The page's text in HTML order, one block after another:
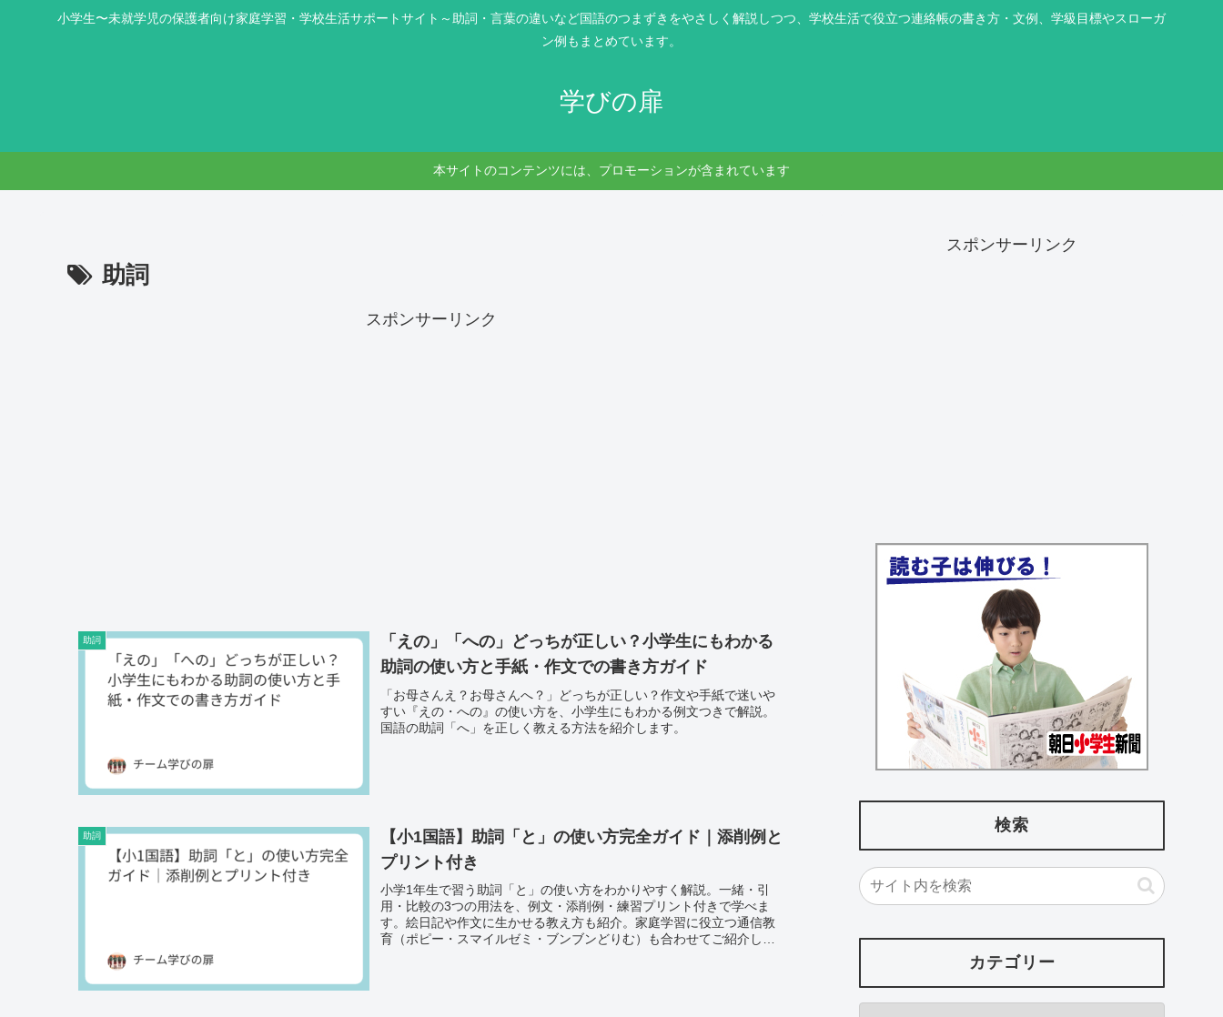
小学生〜未就学児の保護者向け家庭学習・学校生活サポートサイト～助詞・言葉の違いなど国語のつまずきをやさしく解説しつつ、学校生活で役立つ連絡帳の書き方・文例、学級目標やスローガ
ン例もまとめています。
学びの扉
本サイトのコンテンツには、プロモーションが含まれています
助詞
スポンサーリンク
助詞
「えの」「への」どっちが正しい？小学生にもわかる
助詞の使い方と手紙・作文での書き方ガイド
「お母さんえ？お母さんへ？」どっちが正しい？作文や手紙で迷いや
すい『えの・への』の使い方を、小学生にもわかる例文つきで解説。
国語の助詞「へ」を正しく教える方法を紹介します。
助詞
【小1国語】助詞「と」の使い方完全ガイド｜添削例と
プリント付き
小学1年生で習う助詞「と」の使い方をわかりやすく解説。一緒・引
用・比較の3つの用法を、例文・添削例・練習プリント付きで学べま
す。絵日記や作文に生かせる教え方も紹介。家庭学習に役立つ通信教
育（ポピー・スマイルゼミ・ブンブンどりむ）も合わせてご紹介しま
スポンサーリンク
検索
カテゴリー